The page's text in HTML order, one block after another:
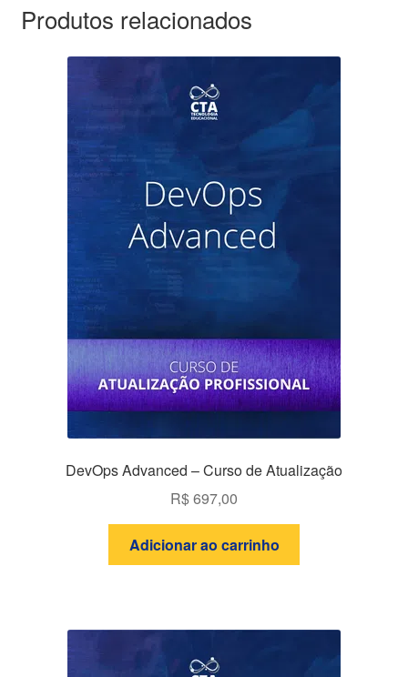
Produtos relacionados
DevOps Advanced – Curso de Atualização
R$697,00
Adicionar ao carrinho